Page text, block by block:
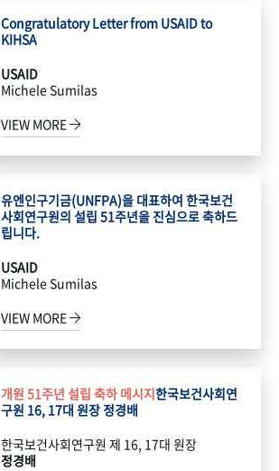
Congratulatory Letter from USAID to
KIHSA
USAID
Michele Sumilas
VIEW MORE
유엔인구기금(UNFPA)을 대표하여 한국보건
사회연구원의 설립 51주년을 진심으로 축하드
립니다.
USAID
Michele Sumilas
VIEW MORE
개원 51주년 설립 축하 메시지한국보건사회연
구원 16, 17대 원장 정경배
한국보건사회연구원 제 16, 17대 원장
정경배